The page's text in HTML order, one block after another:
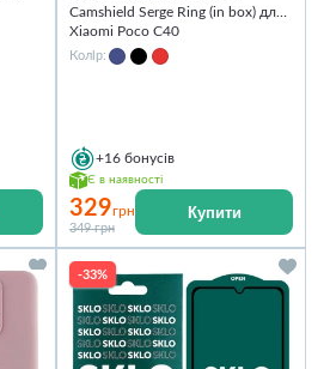
Camshield Serge Ring (in box) для
Xiaomi Poco C40
Колір:
+16 бонусів
Є в наявності
329грн
349 грн
Купити
-33%